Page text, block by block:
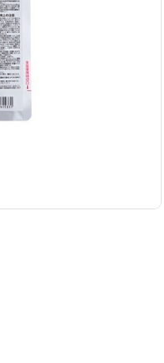
カートに追
お買い物を続ける